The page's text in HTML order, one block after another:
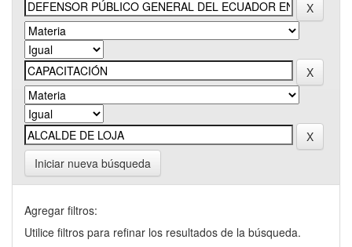
Iniciar nueva búsqueda
Agregar filtros:
Utilice filtros para refinar los resultados de la búsqueda.